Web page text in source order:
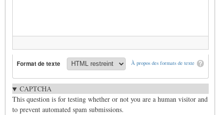
À propos des formats de texte
Format de texte
CAPTCHA
This question is for testing whether or not you are a human visitor and
to prevent automated spam submissions.